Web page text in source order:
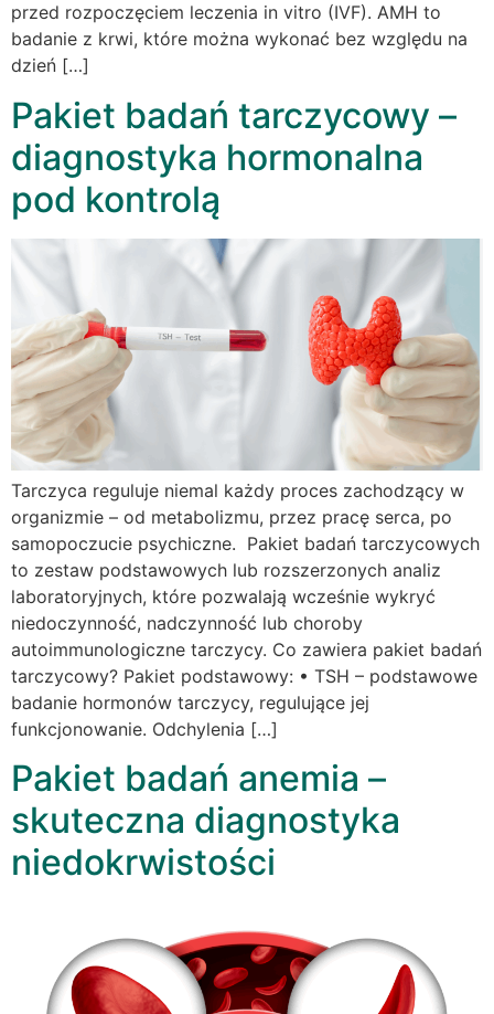
przed rozpoczęciem leczenia in vitro (IVF). AMH to
badanie z krwi, które można wykonać bez względu na
dzień […]
Pakiet badań tarczycowy –
diagnostyka hormonalna
pod kontrolą
Tarczyca reguluje niemal każdy proces zachodzący w
organizmie – od metabolizmu, przez pracę serca, po
samopoczucie psychiczne. Pakiet badań tarczycowych
to zestaw podstawowych lub rozszerzonych analiz
laboratoryjnych, które pozwalają wcześnie wykryć
niedoczynność, nadczynność lub choroby
autoimmunologiczne tarczycy. Co zawiera pakiet badań
tarczycowy? Pakiet podstawowy: • TSH – podstawowe
badanie hormonów tarczycy, regulujące jej
funkcjonowanie. Odchylenia […]
Pakiet badań anemia –
skuteczna diagnostyka
niedokrwistości